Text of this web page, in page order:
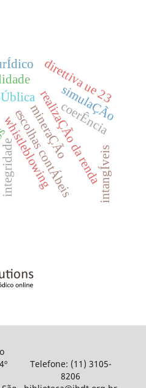
whistleblowingrealizaÇÃo da renda
direttiva ue 23
integridade
mineraÇÃo
escolhas contÁbeiscoerÊncia
intangÍveis
simulaÇÃo
Telefone: (11) 3105-
8206